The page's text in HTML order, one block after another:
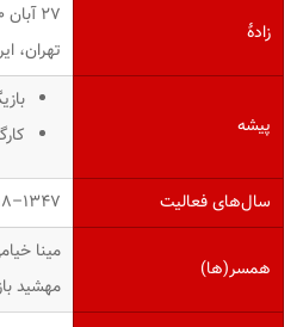
زادهٔ
۲۷ آبان ۱۳۲۰ ‏(۸۰ سال)
تهران،
پیشه
سال‌های فعالیت ۱۳۴۷–۱۳۹۸
همسر(ها)
مینا
مهشید